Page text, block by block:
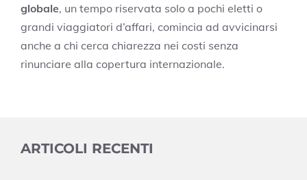
globale, un tempo riservata solo a pochi eletti o
grandi viaggiatori d’affari, comincia ad avvicinarsi
anche a chi cerca chiarezza nei costi senza
rinunciare alla copertura internazionale.
ARTICOLI RECENTI